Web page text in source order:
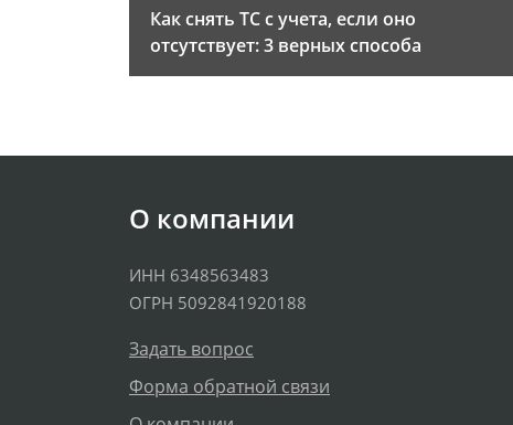
Как снять ТС с учета, если оно
отсутствует: 3 верных способа
О компании
ИНН 6348563483
ОГРН 5092841920188
Задать вопрос
Форма обратной связи